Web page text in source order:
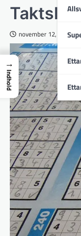
november 12, 2025
→
Indhold